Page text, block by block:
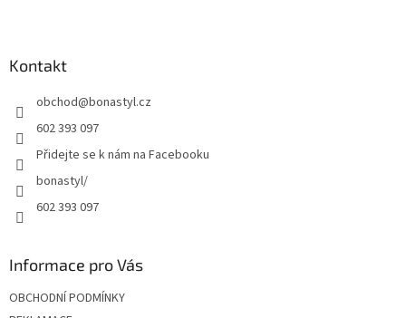
Kontakt
obchod@bonastyl.cz
602 393 097
Přidejte se k nám na Facebooku
bonastyl/
602 393 097
Informace pro Vás
OBCHODNÍ PODMÍNKY